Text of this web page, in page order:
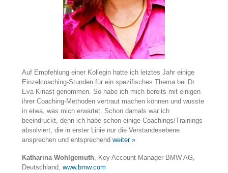
Auf Empfehlung einer Kollegin hatte ich letztes Jahr einige
Einzelcoaching-Stunden für ein spezifisches Thema bei Dr.
Eva Kinast genommen. So habe ich mich bereits mit einigen
ihrer Coaching-Methoden vertraut machen können und wusste
in etwa, was mich erwartet. Schon damals war ich
beeindruckt, denn ich habe schon einige Coachings/Trainings
absolviert, die in erster Linie nur die Verstandesebene
ansprechen und entsprechendweiter »
Katharina Wohlgemuth, Key Account Manager BMW AG,
Deutschland, www.bmw.com